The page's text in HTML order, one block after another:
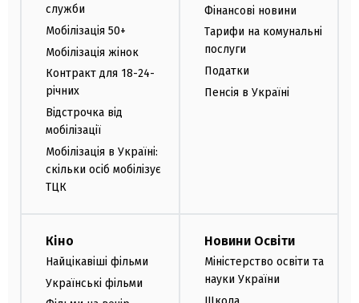
служби
Мобілізація 50+
Мобілізація жінок
Контракт для 18-24-
річних
Відстрочка від
мобілізації
Мобілізація в Україні:
скільки осіб мобілізує
ТЦК
Фінансові новини
Тарифи на комунальні
послуги
Податки
Пенсія в Україні
Кіно
Найцікавіші фільми
Українські фільми
Новини Освіти
Міністерство освіти та
науки України